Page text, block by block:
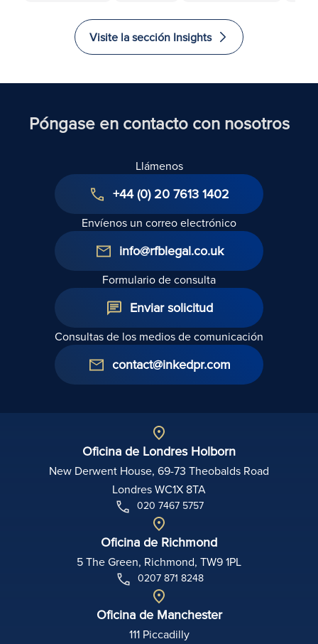
de que los
documentos
su empresa
Reino
Unido
limitada,
especialmente
plantea
Visite la sección Insights
Póngase en contacto con nosotros
Llámenos
+44 (0) 20 7613 1402
Envíenos un correo electrónico
info@rfblegal.co.uk
Formulario de consulta
Enviar solicitud
Consultas de los medios de comunicación
contact@inkedpr.com
Oficina de Londres Holborn
New Derwent House, 69-73 Theobalds Road
Londres WC1X 8TA
020 7467 5757
Oficina de Richmond
5 The Green, Richmond, TW9 1PL
0207 871 8248
Oficina de Manchester
111 Piccadilly